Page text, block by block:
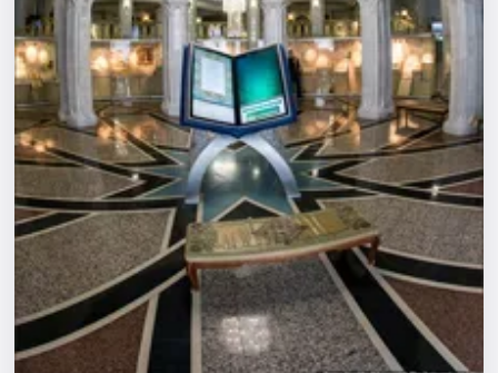
Города
Площадки
Артисты
Рейтинги